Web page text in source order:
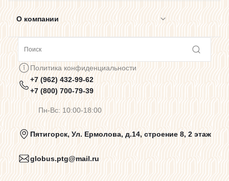
О компании
Предупреждения о цветопередаче
Политика конфиденциальности
Пользовательское соглашение
Политика конфиденциальности
+7 (962) 432-99-62
+7 (800) 700-79-39
Пн-Вс: 10:00-18:00
Пятигорск, Ул. Ермолова, д.14, строение 8, 2 этаж
globus.ptg@mail.ru